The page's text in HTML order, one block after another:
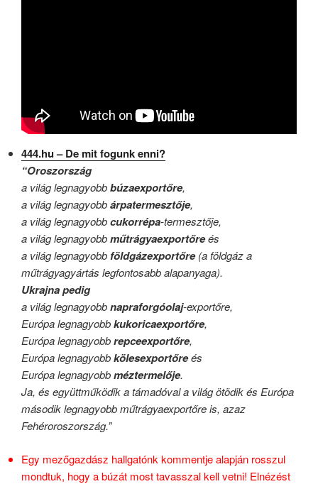
444.hu – De mit fogunk enni?
“Oroszország
a világ legnagyobbbúzaexportőre,
a világ legnagyobbárpatermesztője,
a világ legnagyobbcukorrépa-termesztője,
a világ legnagyobbműtrágyaexportőreés
a világ legnagyobbföldgázexportőre(a földgáz a
műtrágyagyártás legfontosabb alapanyaga).
Ukrajna pedig
a világ legnagyobbnapraforgóolaj-exportőre,
Európa legnagyobbkukoricaexportőre,
Európa legnagyobbrepceexportőre,
Európa legnagyobbkölesexportőreés
Európa legnagyobbméztermelője.
Ja, és együttműködik a támadóval a világ ötödik és Európa
második legnagyobb műtrágyaexportőre is, azaz
Fehéroroszország.”
Egy mezőgazdász hallgatónk kommentje alapján rosszul
mondtuk, hogy a búzát most tavasszal kell vetni! Elnézést